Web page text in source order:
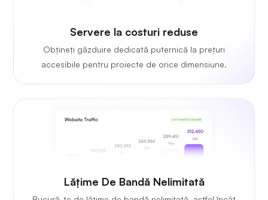
Servere la costuri reduse
Obțineți găzduire dedicată puternică la prețuri
accesibile pentru proiecte de orice dimensiune.
Lățime De Bandă Nelimitată